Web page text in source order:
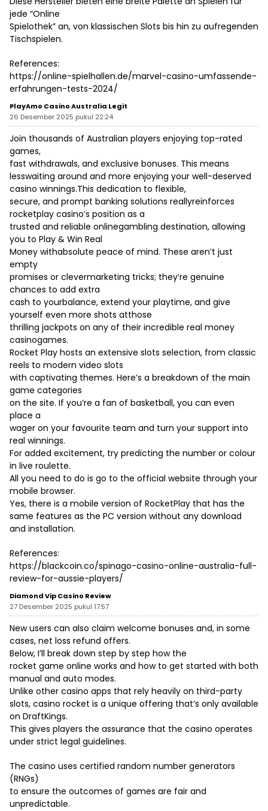
jede “Online
Spielothek” an, von klassischen Slots bis hin zu aufregenden
Tischspielen.
References:
https://online-spielhallen.de/marvel-casino-umfassende-
erfahrungen-tests-2024/
PlayAmo Casino Australia Legit
26 Desember 2025 pukul 22:24
Join thousands of Australian players enjoying top-rated
games,
fast withdrawals, and exclusive bonuses. This means
lesswaiting around and more enjoying your well-deserved
casino winnings.This dedication to flexible,
secure, and prompt banking solutions reallyreinforces
rocketplay casino’s position as a
trusted and reliable onlinegambling destination, allowing
you to Play & Win Real
Money withabsolute peace of mind. These aren’t just
empty
promises or clevermarketing tricks; they’re genuine
chances to add extra
cash to yourbalance, extend your playtime, and give
yourself even more shots atthose
thrilling jackpots on any of their incredible real money
casinogames.
Rocket Play hosts an extensive slots selection, from classic
reels to modern video slots
with captivating themes. Here’s a breakdown of the main
game categories
on the site. If you’re a fan of basketball, you can even
place a
wager on your favourite team and turn your support into
real winnings.
For added excitement, try predicting the number or colour
in live roulette.
All you need to do is go to the official website through your
mobile browser.
Yes, there is a mobile version of RocketPlay that has the
same features as the PC version without any download
and installation.
References:
https://blackcoin.co/spinago-casino-online-australia-full-
review-for-aussie-players/
Diamond Vip Casino Review
27 Desember 2025 pukul 17:57
New users can also claim welcome bonuses and, in some
cases, net loss refund offers.
Below, I’ll break down step by step how the
rocket game online works and how to get started with both
manual and auto modes.
Unlike other casino apps that rely heavily on third-party
slots, casino rocket is a unique offering that’s only available
on DraftKings.
This gives players the assurance that the casino operates
under strict legal guidelines.
The casino uses certified random number generators
(RNGs)
to ensure the outcomes of games are fair and
unpredictable.